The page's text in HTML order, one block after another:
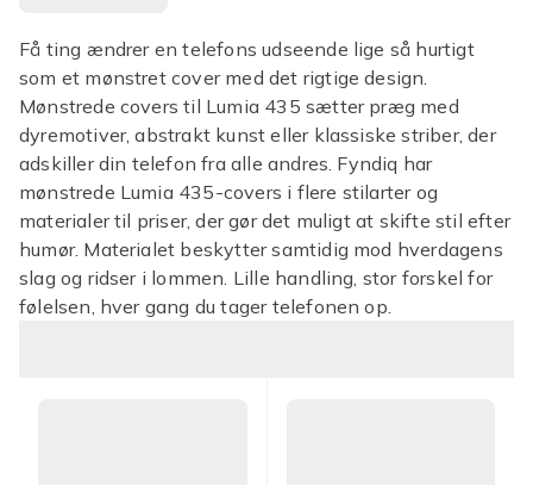
Få ting ændrer en telefons udseende lige så hurtigt
som et mønstret cover med det rigtige design.
Mønstrede covers til Lumia 435 sætter præg med
dyremotiver, abstrakt kunst eller klassiske striber, der
adskiller din telefon fra alle andres. Fyndiq har
mønstrede Lumia 435-covers i flere stilarter og
materialer til priser, der gør det muligt at skifte stil efter
humør. Materialet beskytter samtidig mod hverdagens
slag og ridser i lommen. Lille handling, stor forskel for
følelsen, hver gang du tager telefonen op.